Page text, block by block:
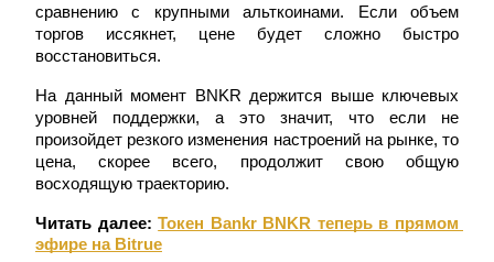
Получайте конкурентные награды ежедневно
сравнению с крупными альткоинами. Если объем
торгов иссякнет, цене будет сложно быстро
восстановиться.
На данный момент BNKR держится выше ключевых
уровней поддержки, а это значит, что если не
произойдет резкого изменения настроений на рынке, то
цена, скорее всего, продолжит свою общую
восходящую траекторию.
Читать далее: Токен Bankr BNKR теперь в прямом
эфире на Bitrue